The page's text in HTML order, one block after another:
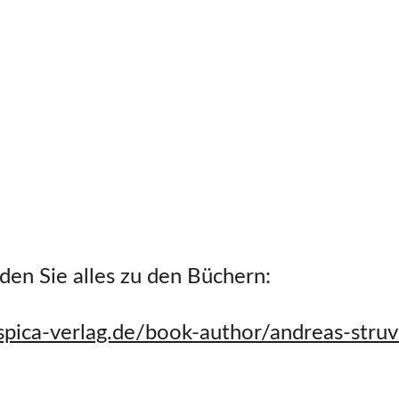
Sie alles zu den Büchern:
verlag.de/book-author/andreas-